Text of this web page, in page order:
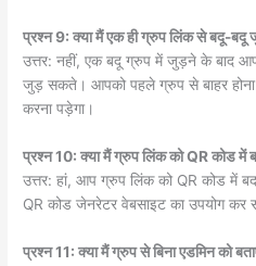
प्रश्न 9: क्या मैं एक ही ग्रुप लिंक से बदू-बदू
उत्तर: नहीं, एक बदू ग्रुप में जुड़ने के बाद
जुड़ सकते। आपको पहले ग्रुप से बाहर
करना पड़ेगा।
प्रश्न 10: क्या मैं ग्रुप लिंक को QR कोड में
उत्तर: हां, आप ग्रुप लिंक को QR कोड में
QR कोड जेनरेटर वेबसाइट का उपयोग कर
प्रश्न 11: क्या मैं ग्रुप से बिना एडमिन को